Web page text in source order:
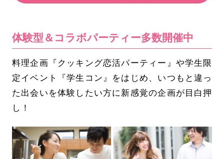
体験型＆コラボパーティー多数開催中
料理企画『クッキング恋活パーティー』や学生限
定イベント『学生コン』をはじめ、いつもと違っ
た出会いを体験したい方に新感覚の企画が目白押
し！